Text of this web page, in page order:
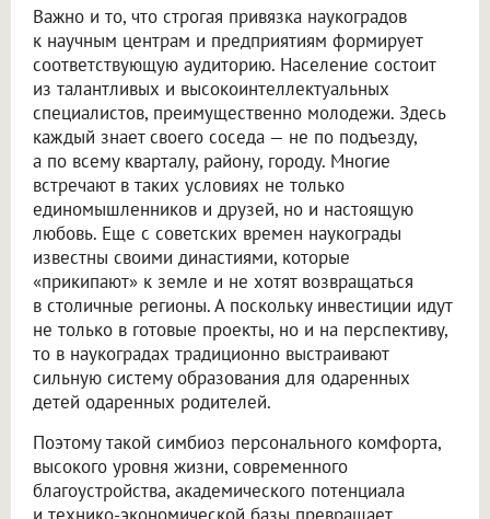
Важно и то, что строгая привязка наукоградов
к научным центрам и предприятиям формирует
соответствующую аудиторию. Население состоит
из талантливых и высокоинтеллектуальных
специалистов, преимущественно молодежи. Здесь
каждый знает своего соседа — не по подъезду,
а по всему кварталу, району, городу. Многие
встречают в таких условиях не только
единомышленников и друзей, но и настоящую
любовь. Еще с советских времен наукограды
известны своими династиями, которые
«прикипают» к земле и не хотят возвращаться
в столичные регионы. А поскольку инвестиции идут
не только в готовые проекты, но и на перспективу,
то в наукоградах традиционно выстраивают
сильную систему образования для одаренных
детей одаренных родителей.
Поэтому такой симбиоз персонального комфорта,
высокого уровня жизни, современного
благоустройства, академического потенциала